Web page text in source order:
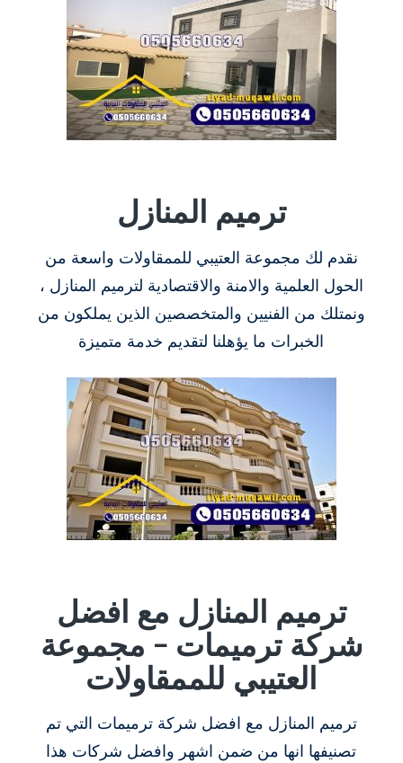
ترميم المنازل
نقدم لك مجموعة العتيبي للممقاولات واسعة من
الحول العلمية والامنة والاقتصادية لترميم المنازل ،
ونمتلك من الفنيين والمتخصصين الذين يملكون من
الخبرات ما يؤهلنا لتقديم خدمة متميزة
ترميم المنازل مع افضل
شركة ترميمات – مجموعة
العتيبي للممقاولات
ترميم المنازل مع افضل شركة ترميمات التي تم
تصنيفها انها من ضمن اشهر وافضل شركات هذا